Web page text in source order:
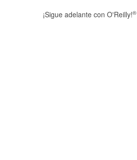
¡Sigue adelante con O'Reilly!®